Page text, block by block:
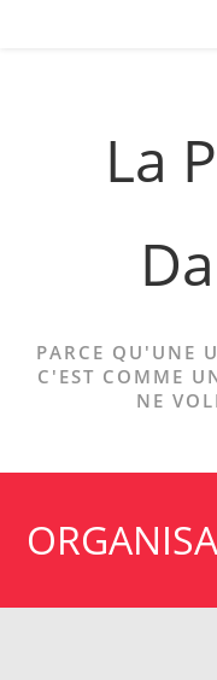
La
PARCE QU'UNE
C'EST COMME
NE